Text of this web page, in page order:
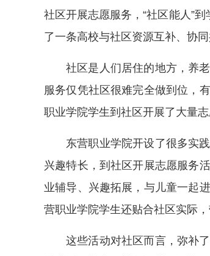
社区开展志愿服务，“社区能人”
了一条高校与社区资源互补、协同
社区是人们居住的地方，养
服务仅凭社区很难完全做到位，
职业学院学生到社区开展了大量志
东营职业学院开设了很多实
兴趣特长，到社区开展志愿服务
业辅导、兴趣拓展，与儿童一起
营职业学院学生还贴合社区实际
这些活动对社区而言，弥补